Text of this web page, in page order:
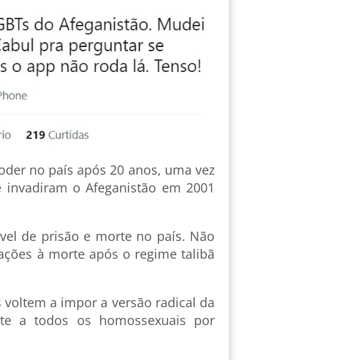
no país após 20 anos, uma vez
o Afeganistão em 2001
de prisão e morte no país. Não
à morte após o regime talibã
a impor a versão radical da
a todos os homossexuais por